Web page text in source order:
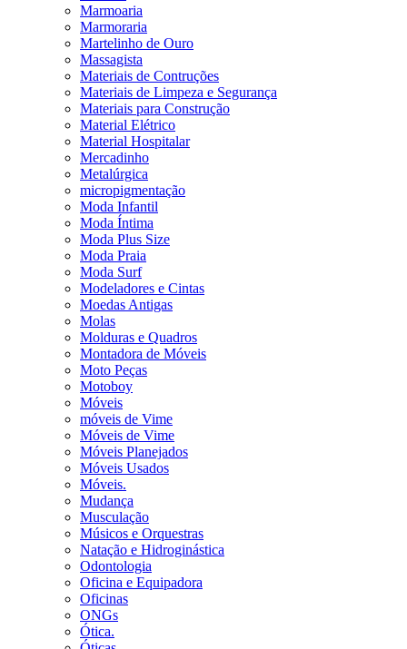
Marmoaria
Marmoraria
Martelinho de Ouro
Massagista
Materiais de Contruções
Materiais de Limpeza e Segurança
Materiais para Construção
Material Elétrico
Material Hospitalar
Mercadinho
Metalúrgica
micropigmentação
Moda Infantil
Moda Íntima
Moda Plus Size
Moda Praia
Moda Surf
Modeladores e Cintas
Moedas Antigas
Molas
Molduras e Quadros
Montadora de Móveis
Moto Peças
Motoboy
Móveis
móveis de Vime
Móveis de Vime
Móveis Planejados
Móveis Usados
Móveis.
Mudança
Musculação
Músicos e Orquestras
Natação e Hidroginástica
Odontologia
Oficina e Equipadora
Oficinas
ONGs
Ótica.